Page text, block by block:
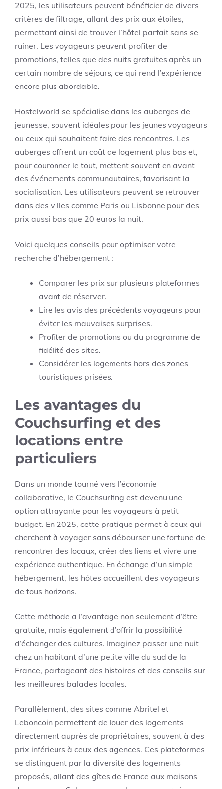
2025, les utilisateurs peuvent bénéficier de divers
critères de filtrage, allant des prix aux étoiles,
permettant ainsi de trouver l’hôtel parfait sans se
ruiner. Les voyageurs peuvent profiter de
promotions, telles que des nuits gratuites après un
certain nombre de séjours, ce qui rend l’expérience
encore plus abordable.
Hostelworld se spécialise dans les auberges de
jeunesse, souvent idéales pour les jeunes voyageurs
ou ceux qui souhaitent faire des rencontres. Les
auberges offrent un coût de logement plus bas et,
pour couronner le tout, mettent souvent en avant
des événements communautaires, favorisant la
socialisation. Les utilisateurs peuvent se retrouver
dans des villes comme Paris ou Lisbonne pour des
prix aussi bas que 20 euros la nuit.
Voici quelques conseils pour optimiser votre
recherche d’hébergement :
Comparer les prix sur plusieurs plateformes
avant de réserver.
Lire les avis des précédents voyageurs pour
éviter les mauvaises surprises.
Profiter de promotions ou du programme de
fidélité des sites.
Considérer les logements hors des zones
touristiques prisées.
Les avantages du
Couchsurfing et des
locations entre
particuliers
Dans un monde tourné vers l’économie
collaborative, le Couchsurfing est devenu une
option attrayante pour les voyageurs à petit
budget. En 2025, cette pratique permet à ceux qui
cherchent à voyager sans débourser une fortune de
rencontrer des locaux, créer des liens et vivre une
expérience authentique. En échange d’un simple
hébergement, les hôtes accueillent des voyageurs
de tous horizons.
Cette méthode a l’avantage non seulement d’être
gratuite, mais également d’offrir la possibilité
d’échanger des cultures. Imaginez passer une nuit
chez un habitant d’une petite ville du sud de la
France, partageant des histoires et des conseils sur
les meilleures balades locales.
Parallèlement, des sites comme Abritel et
Leboncoin permettent de louer des logements
directement auprès de propriétaires, souvent à des
prix inférieurs à ceux des agences. Ces plateformes
se distinguent par la diversité des logements
proposés, allant des gîtes de France aux maisons